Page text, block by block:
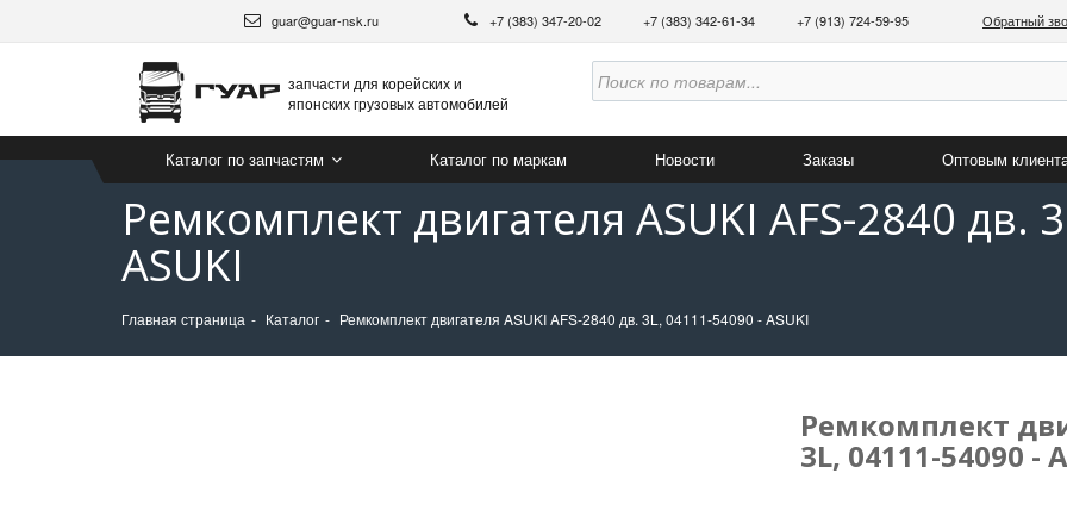
guar@guar-nsk.ru +7 (383) 347-20-02 +7 (383) 342-61-34 +7 (913) 724-59-95 Обратный
запчасти для корейских и
японских грузовых автомобилей
Каталог по запчастям Каталог по маркам Новости Заказы Оптовым
Ремкомплект двигателя ASUKI AFS-2840 дв.
ASUKI
Главная страница Каталог Ремкомплект двигателя ASUKI AFS-2840 дв. 3L, 04111-54090 - ASUKI
Ремкомплект
3L, 04111-54090 -